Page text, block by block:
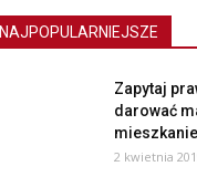
NAJPOPULARNIEJSZE
Zapytaj
darować
2 kwietnia